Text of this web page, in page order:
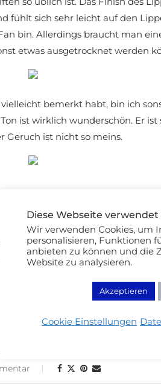
fühlt sich sehr leicht auf den
bin. Allerdings braucht man
etwas ausgetrocknet werden
bemerkt habt, bin ich
ist wirklich wunderschön. Er
Geruch ist nicht so meins.
ihn euch unbedingt an! Wenn
Vertrauens und lasst euch
Diese Webseite verwendet
Wir verwenden Cookies, um
personalisieren, Funktionen
anbieten zu können und die
Website zu analysieren.
Akzeptieren
Cookie Einstellungen